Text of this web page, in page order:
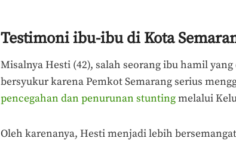
Testimoni ibu-ibu di Kota
Misalnya Hesti (42), salah seorang ibu hamil
bersyukur karena Pemkot Semarang serius
pencegahan dan penurunan stuntingmelalui
Oleh karenanya, Hesti menjadi lebih